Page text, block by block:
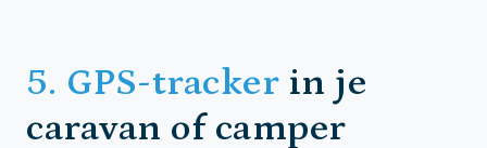
5. GPS-tracker in je
caravan of camper